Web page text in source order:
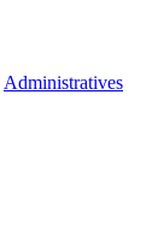
Administratives